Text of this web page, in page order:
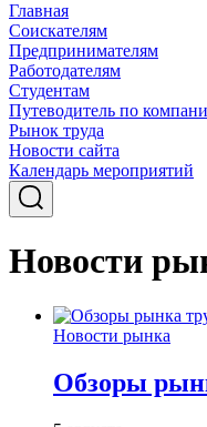
Главная
Соискателям
Предпринимателям
Работодателям
Студентам
Путеводитель по
Рынок труда
Новости сайта
Календарь мероприятий
Новости
Новости рынка
Обзоры